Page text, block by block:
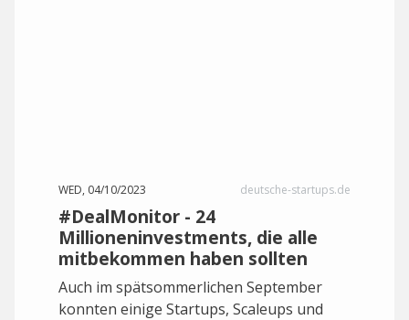
WED, 04/10/2023 deutsche-startups.de
#DealMonitor - 24
Millioneninvestments, die alle
mitbekommen haben sollten
Auch im spätsommerlichen September
konnten einige Startups, Scaleups und